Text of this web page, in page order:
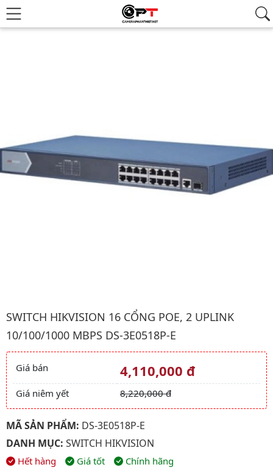
Hình ảnh đại diện của sản phẩm Switch Hikvision 16 cổng
SWITCH HIKVISION 16 CỔNG POE, 2 UPLINK
10/100/1000 MBPS DS-3E0518P-E
Giá và khuyến mãi
Giá bán 4,110,000 đ
Giá niêm yết 8,220,000 đ
MÃ SẢN PHẨM: DS-3E0518P-E
DANH MỤC: SWITCH HIKVISION
Hết hàng Giá tốt Chính hãng